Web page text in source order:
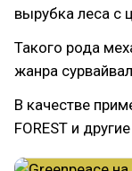
вырубка леса с
Такого рода
жанра
В качестве
FOREST и